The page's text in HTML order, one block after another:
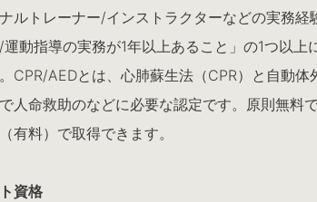
ルトレーナー/インストラクターなどの実務経
運動指導の実務が1年以上あること」の1つ以上
CPR/AEDとは、心肺蘇生法（CPR）と自動体
で人命救助のなどに必要な認定です。原則無料
有料）で取得できます。
資格